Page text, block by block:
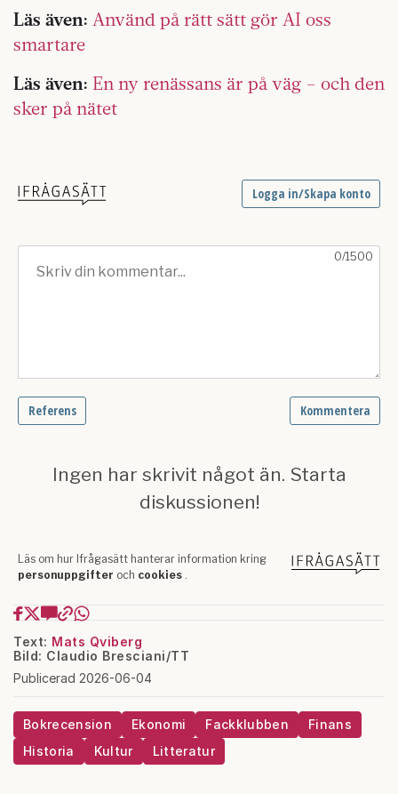
Läs även: Använd på rätt sätt gör AI oss
smartare
Läs även: En ny renässans är på väg – och den
sker på nätet
Text: Mats Qviberg
Bild: Claudio Bresciani/TT
Publicerad 2026-06-04
Bokrecension Ekonomi Fackklubben
Finans
Historia
Kultur Litteratur